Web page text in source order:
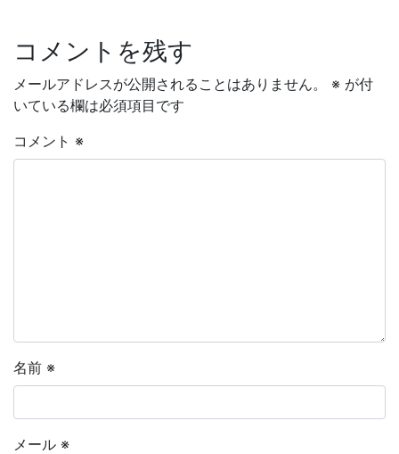
コメントを残す
メールアドレスが公開されることはありません。 ※ が付
いている欄は必須項目です
コメント ※
名前 ※
メール ※